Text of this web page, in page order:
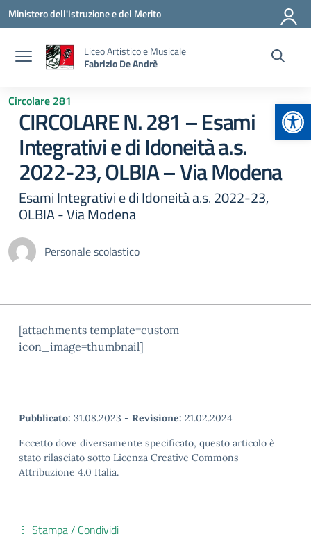
Vai ai contenuti
Vai al menu di navigazione
Vai al footer
Ministero dell'Istruzione e del Merito
Liceo Artistico e Musicale
Fabrizio De Andrè
Circolare 281
CIRCOLARE N. 281 – Esami
Integrativi e di Idoneità a.s.
2022-23, OLBIA – Via Modena
Esami Integrativi e di Idoneità a.s. 2022-23,
OLBIA - Via Modena
Personale scolastico
[attachments template=custom
icon_image=thumbnail]
Pubblicato: 31.08.2023 - Revisione: 21.02.2024
Eccetto dove diversamente specificato, questo articolo è
stato rilasciato sotto Licenza Creative Commons
Attribuzione 4.0 Italia.
Stampa / Condividi